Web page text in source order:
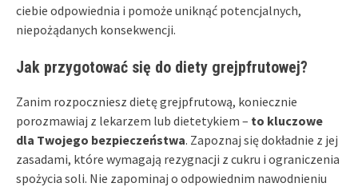
ciebie odpowiednia i pomoże uniknąć potencjalnych,
niepożądanych konsekwencji.
Jak przygotować się do diety grejpfrutowej?
Zanim rozpoczniesz dietę grejpfrutową, koniecznie
porozmawiaj z lekarzem lub dietetykiem – to kluczowe
dla Twojego bezpieczeństwa. Zapoznaj się dokładnie z jej
zasadami, które wymagają rezygnacji z cukru i ograniczenia
spożycia soli. Nie zapominaj o odpowiednim nawodnieniu